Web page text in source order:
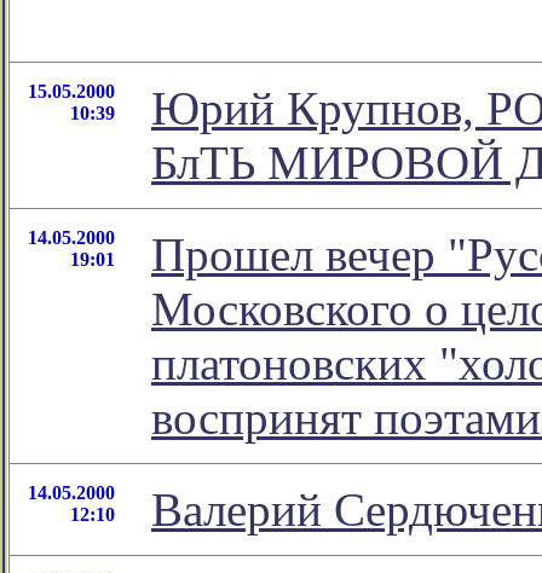
15.05.2000
10:39
Юрий Крупнов,
БлТЬ МИРОВОЙ
14.05.2000
19:01
Прошел вечер
Московского о
платоновских
воспринят
14.05.2000
12:10
Валерий